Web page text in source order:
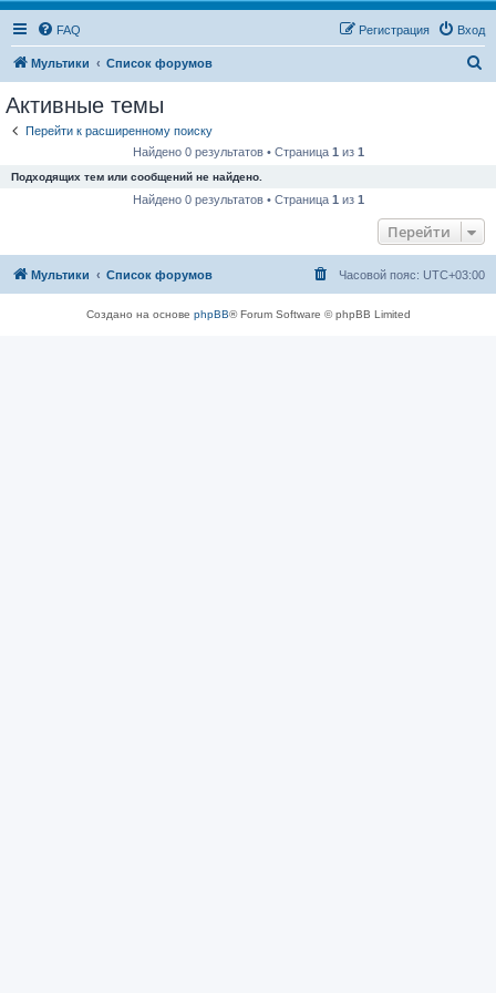
FAQ Вход
Регистрация
Мультики Список форумов
Активные темы
Перейти к расширенному поиску
Найдено 0 результатов • Страница 1 из 1
Подходящих тем или сообщений не найдено.
Найдено 0 результатов • Страница 1 из 1
Перейти
Мультики Список форумов Часовой пояс: UTC+03:00
Создано на основе phpBB® Forum Software © phpBB Limited